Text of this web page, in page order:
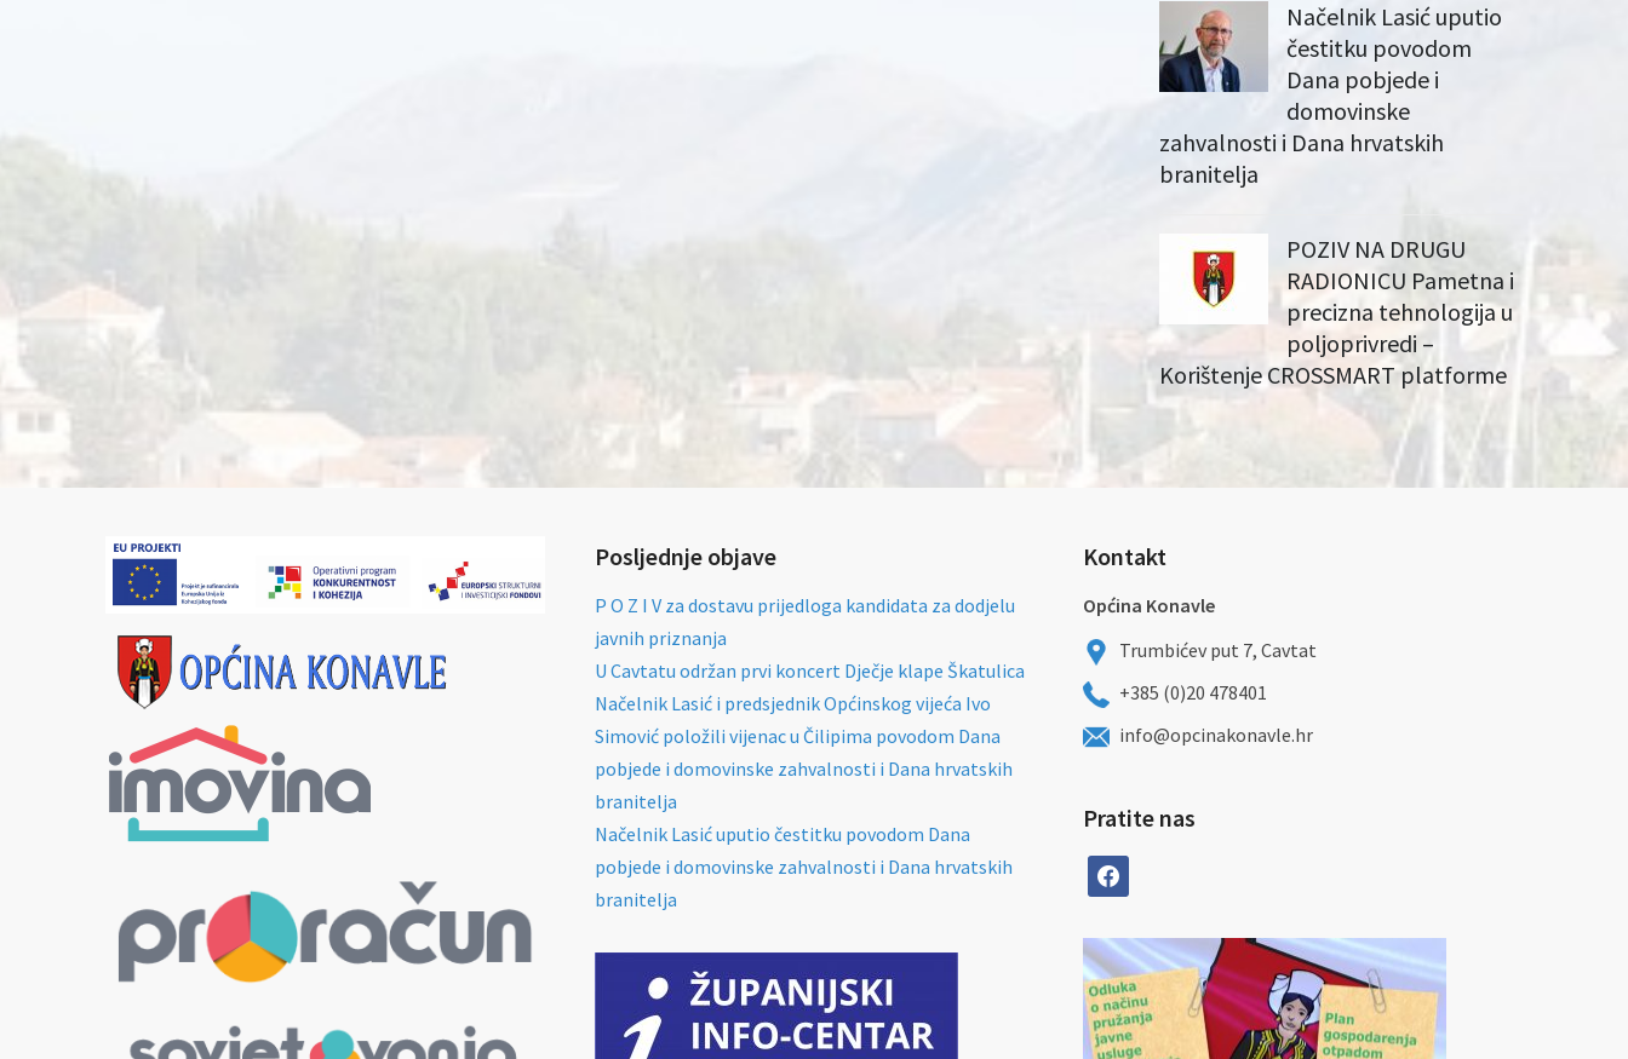
Načelnik Lasić uputio
čestitku povodom
Dana pobjede i
domovinske
zahvalnosti i Dana hrvatskih
branitelja
POZIV NA DRUGU
RADIONICU Pametna i
precizna tehnologija u
poljoprivredi –
Korištenje CROSSMART platforme
Posljednje objave
P O Z I V za dostavu prijedloga kandidata za dodjelu
javnih priznanja
U Cavtatu održan prvi koncert Dječje klape Škatulica
Načelnik Lasić i predsjednik Općinskog vijeća Ivo
Simović položili vijenac u Čilipima povodom Dana
pobjede i domovinske zahvalnosti i Dana hrvatskih
branitelja
Načelnik Lasić uputio čestitku povodom Dana
pobjede i domovinske zahvalnosti i Dana hrvatskih
branitelja
Kontakt
Općina Konavle
Trumbićev put 7, Cavtat
+385 (0)20 478401
info@opcinakonavle.hr
Pratite nas
facebook